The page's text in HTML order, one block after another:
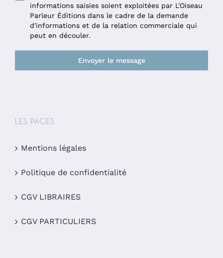
informations saisies soient exploitées par L'Oiseau
Parleur Éditions dans le cadre de la demande
d'informations et de la relation commerciale qui
peut en découler.
Envoyer le message
LES PAGES
Mentions légales
Politique de confidentialité
CGV LIBRAIRES
CGV PARTICULIERS